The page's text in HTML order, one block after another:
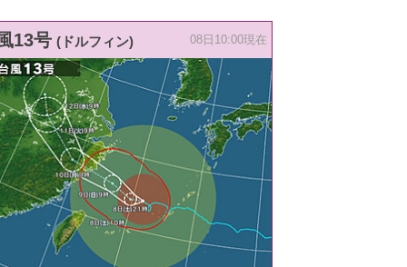
13号 (ドルフィン) 08日10:00現在